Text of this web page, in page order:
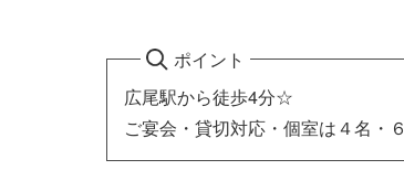
ポイント
広尾駅から徒歩4分☆
ご宴会・貸切対応・個室は４名・